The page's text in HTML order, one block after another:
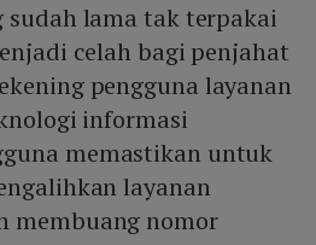
sudah lama tak terpakai
celah bagi penjahat
pengguna layanan
informasi
memastikan untuk
layanan
membuang nomor